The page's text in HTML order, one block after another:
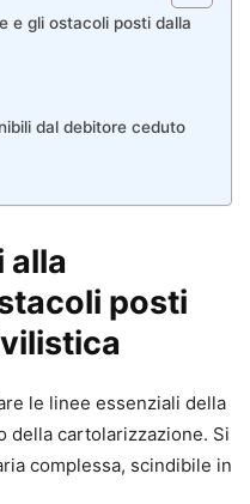
e gli ostacoli posti dalla
dal debitore ceduto
alla
posti
le linee essenziali della
della cartolarizzazione. Si
complessa, scindibile in